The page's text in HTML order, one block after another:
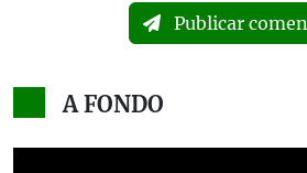
Publicar
A FONDO